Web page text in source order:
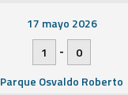
17 mayo 2026
1
-
0
Parque Osvaldo Roberto